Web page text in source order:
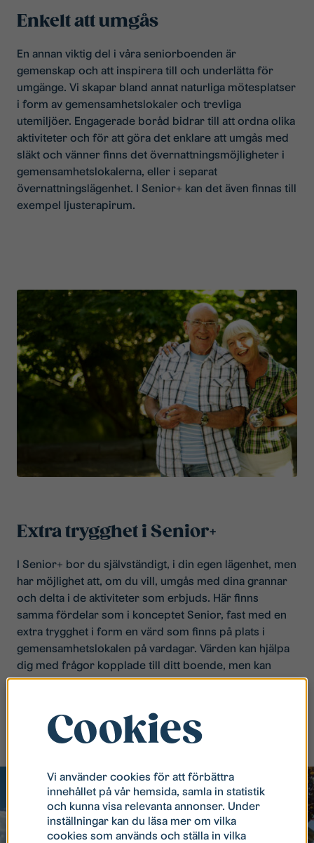
Enkelt att umgås
En annan viktig del i våra seniorboenden är
gemenskap och att inspirera till och underlätta för
umgänge. Vi skapar bland annat naturliga mötesplatser
i form av gemensamhetslokaler och trevliga
utemiljöer. Engagerade boråd bidrar till att ordna olika
aktiviteter och för att göra det enklare att umgås med
släkt och vänner finns det övernattningsmöjligheter i
gemensamhetslokalerna, eller i separat
övernattningslägenhet. I Senior+ kan det även finnas till
exempel ljusterapirum.
Extra trygghet i Senior+
I Senior+ bor du självständigt, i din egen lägenhet, men
har möjlighet att, om du vill, umgås med dina grannar
och delta i de aktiviteter som erbjuds. Här finns
samma fördelar som i konceptet Senior, fast med en
extra trygghet i form en värd som finns på plats i
gemensamhetslokalen på vardagar. Värden kan hjälpa
dig med frågor kopplade till ditt boende, men kan
också anordna aktiviteter och liknande.
Cookies
Vi använder cookies för att förbättra
innehållet på vår hemsida, samla in statistik
och kunna visa relevanta annonser. Under
inställningar kan du läsa mer om vilka
cookies som används och ställa in vilka